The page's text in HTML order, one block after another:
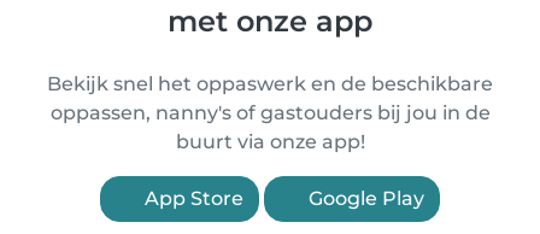
met onze app
Bekijk snel het oppaswerk en de beschikbare
oppassen, nanny's of gastouders bij jou in de
buurt via onze app!
App Store Google Play